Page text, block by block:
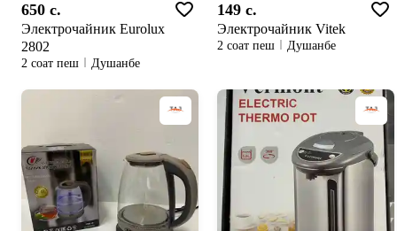
650 c.
Электрочайник Eurolux
2802
2 соат пеш Душанбе
149 c.
Электрочайник Vitek
2 соат пеш Душанбе